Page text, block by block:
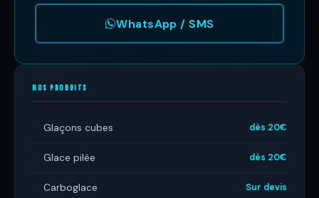
WhatsApp / SMS
NOS PRODUITS
Glaçons cubes dès 20€
Glace pilée dès 20€
Carboglace Sur devis